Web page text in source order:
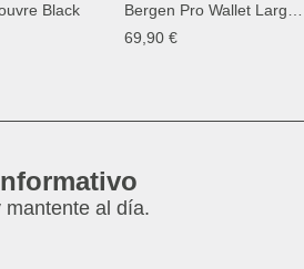
Black
Bergen Pro Wallet Large Muted Sage
69,90 €
mantente al día.